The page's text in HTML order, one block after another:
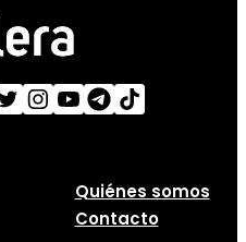
Quiénes somos
Contacto